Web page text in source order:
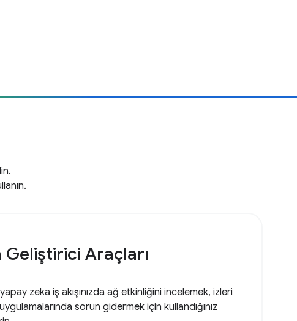
Araçları
zeka iş akışınızda ağ etkinliğini incelemek, izleri
sorun gidermek için kullandığınız